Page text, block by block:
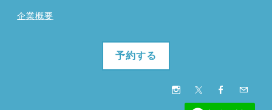
企業概要
予約する